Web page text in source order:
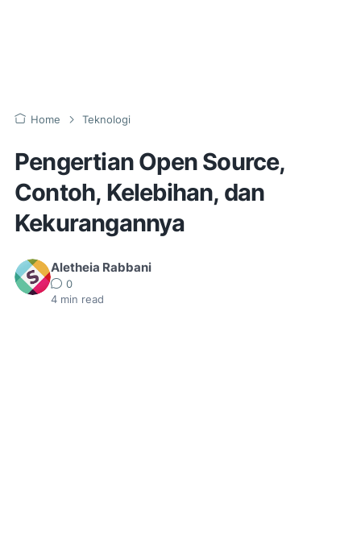
Home Teknologi
Pengertian Open Source,
Contoh, Kelebihan, dan
Kekurangannya
Aletheia Rabbani
0
4 min read